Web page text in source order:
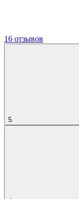
16 отзывов
5